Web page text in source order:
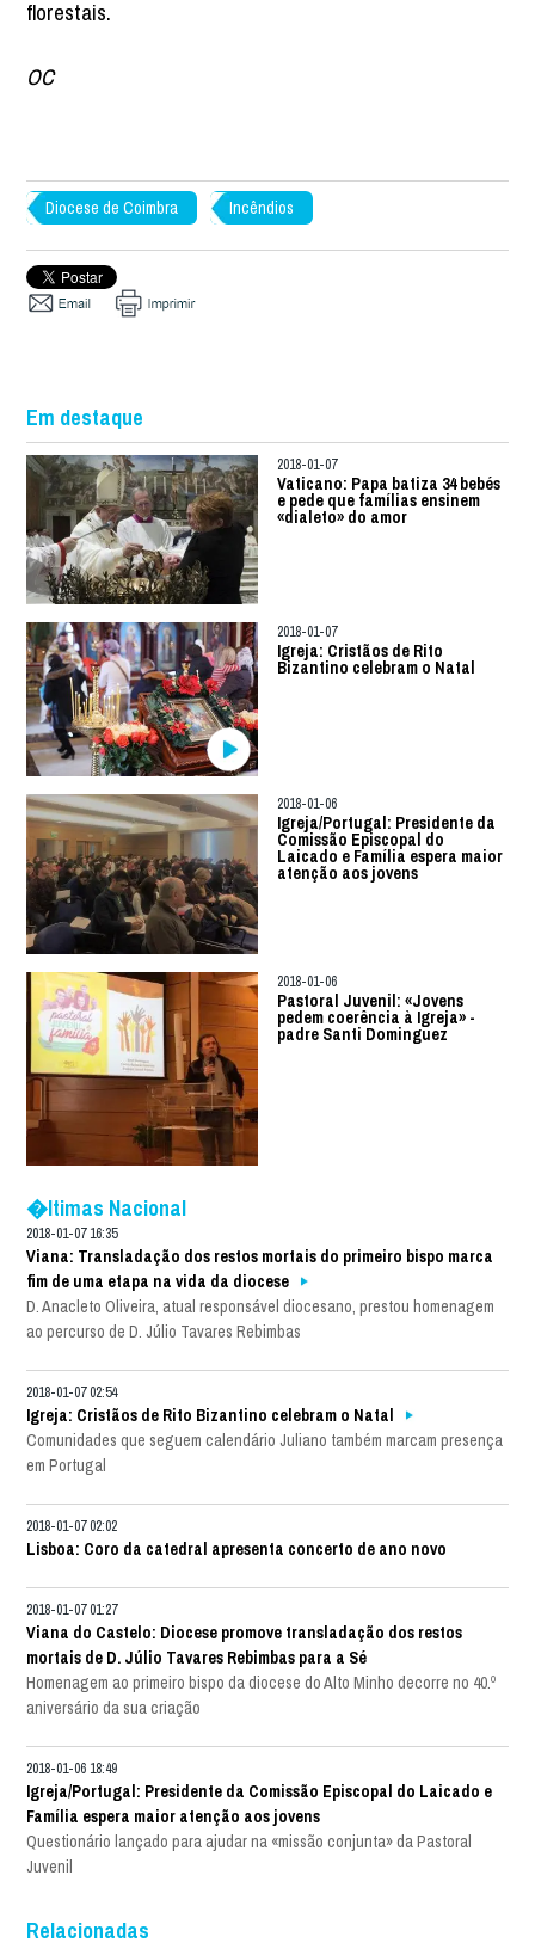
florestais.
OC
Diocese de Coimbra Incêndios
Em destaque
2018-01-07
Vaticano: Papa batiza 34 bebés
e pede que famílias ensinem
«dialeto» do amor
2018-01-07
Igreja: Cristãos de Rito
Bizantino celebram o Natal
2018-01-06
Igreja/Portugal: Presidente da
Comissão Episcopal do
Laicado e Família espera maior
atenção aos jovens
2018-01-06
Pastoral Juvenil: «Jovens
pedem coerência à Igreja» -
padre Santi Dominguez
�ltimas Nacional
2018-01-07 16:35
Viana: Transladação dos restos mortais do primeiro bispo marca
fim de uma etapa na vida da diocese
D. Anacleto Oliveira, atual responsável diocesano, prestou homenagem
ao percurso de D. Júlio Tavares Rebimbas
2018-01-07 02:54
Igreja: Cristãos de Rito Bizantino celebram o Natal
Comunidades que seguem calendário Juliano também marcam presença
em Portugal
2018-01-07 02:02
Lisboa: Coro da catedral apresenta concerto de ano novo
2018-01-07 01:27
Viana do Castelo: Diocese promove transladação dos restos
mortais de D. Júlio Tavares Rebimbas para a Sé
Homenagem ao primeiro bispo da diocese do Alto Minho decorre no 40.º
aniversário da sua criação
2018-01-06 18:49
Igreja/Portugal: Presidente da Comissão Episcopal do Laicado e
Família espera maior atenção aos jovens
Questionário lançado para ajudar na «missão conjunta» da Pastoral
Juvenil
Relacionadas